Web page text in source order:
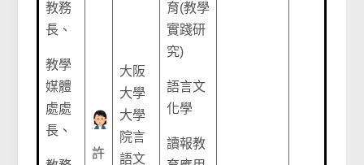
教務
長、
教學
媒體
處處
長、
許
大阪
大學
大學
院言
語文
育(教學
實踐研
究)
語言文
化學
讀報教